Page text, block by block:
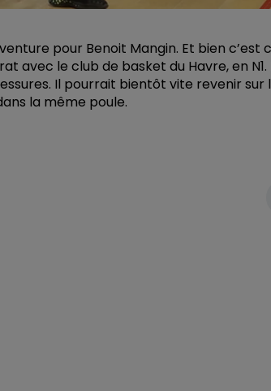
pour Benoit Mangin. Et bien c’est
avec le club de basket du Havre, en N1.
Il pourrait bientôt vite revenir sur
la même poule.